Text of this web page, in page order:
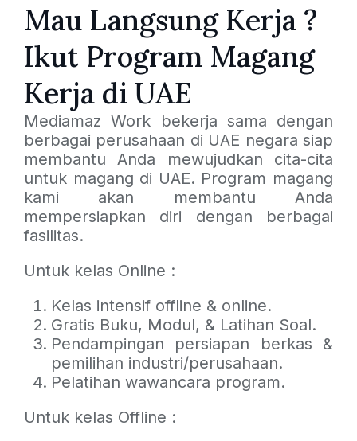
Mau Langsung Kerja ?
Ikut Program Magang
Kerja di UAE
Mediamaz Work bekerja sama dengan
berbagai perusahaan di UAE negara siap
membantu Anda mewujudkan cita-cita
untuk magang di UAE. Program magang
kami akan membantu Anda
mempersiapkan diri dengan berbagai
fasilitas.
Untuk kelas Online :
Kelas intensif offline & online.
Gratis Buku, Modul, & Latihan Soal.
Pendampingan persiapan berkas &
pemilihan industri/perusahaan.
Pelatihan wawancara program.
Untuk kelas Offline :